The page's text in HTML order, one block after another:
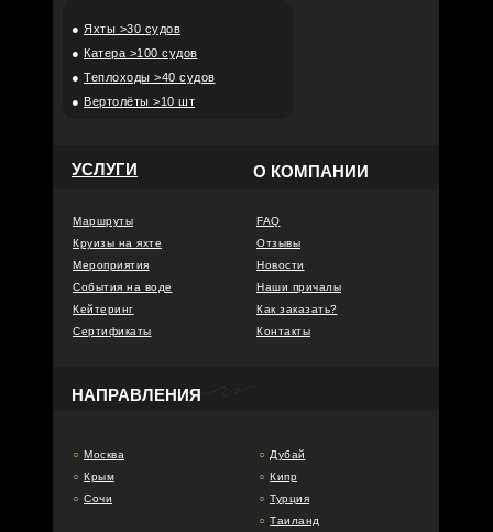
FAQ
Отзывы
Новости
Наши причалы
Как заказать?
Контакты
Маршруты
Круизы на яхте
Мероприятия
События на воде
Кейтеринг
Сертификаты
○ Москва
○ Крым
○ Сочи
○ Дубай
○ Кипр
○ Турция
○ Таиланд
НАПРАВЛЕНИЯ
О КОМПАНИИ
● Яхты >30 судов
● Катера >100 судов
● Теплоходы >40 судов
● Вертолёты >10 шт
УСЛУГИ